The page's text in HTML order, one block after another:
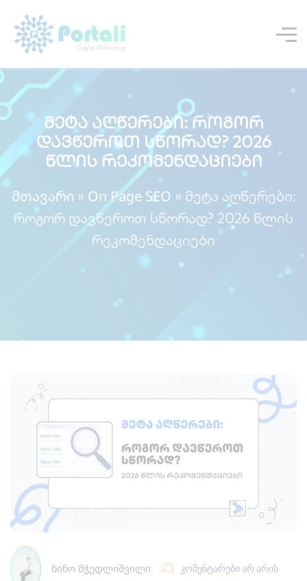
მეტა აღწერები: როგორ
დავწეროთ სწორად? 2026
წლის რეკომენდაციები
მთავარი » On Page SEO » მეტა აღწერები:
როგორ დავწეროთ სწორად? 2026 წლის
რეკომენდაციები
ᲜᲘᲜᲝ ᲛᲭᲔᲓᲚᲘᲨᲕᲘᲚᲘ ᲙᲝᲛᲔᲜᲢᲐᲠᲔᲑᲘ ᲐᲠ ᲐᲠᲘᲡ